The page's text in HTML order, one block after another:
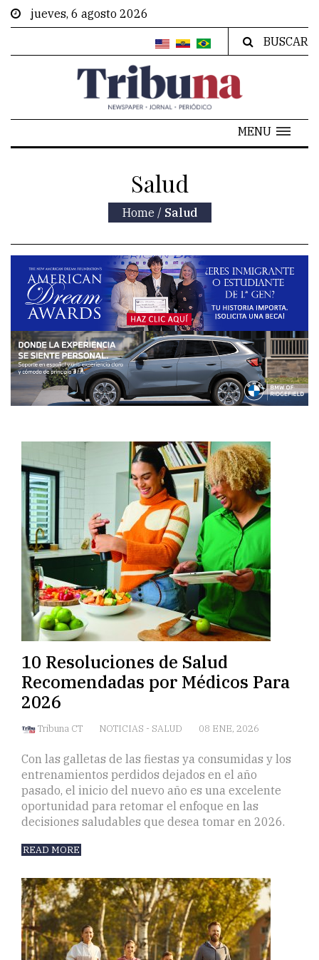
jueves, 6 agosto 2026
BUSCAR
MENU
Salud
Home / Salud
10 Resoluciones de Salud
Recomendadas por Médicos Para
2026
Tribuna CT NOTICIAS - SALUD 08 ENE, 2026
Con las galletas de las fiestas ya consumidas y los
entrenamientos perdidos dejados en el año
pasado, el inicio del nuevo año es una excelente
oportunidad para retomar el enfoque en las
decisiones saludables que desea tomar en 2026.
READ MORE